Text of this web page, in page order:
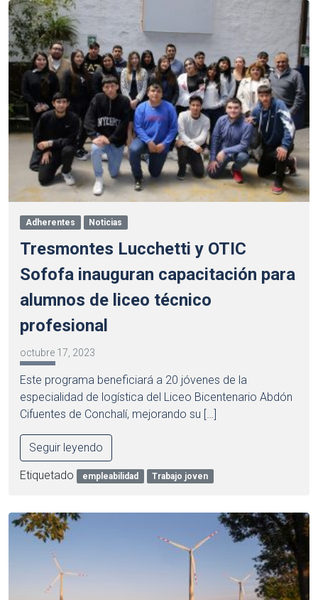
Adherentes Noticias
Tresmontes Lucchetti y OTIC
Sofofa inauguran capacitación para
alumnos de liceo técnico
profesional
octubre 17, 2023
Este programa beneficiará a 20 jóvenes de la
especialidad de logística del Liceo Bicentenario Abdón
Cifuentes de Conchalí, mejorando su […]
Seguir leyendo
Etiquetado empleabilidad Trabajo joven